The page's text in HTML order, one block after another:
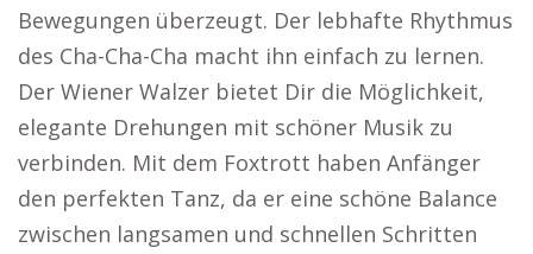
Bewegungen überzeugt. Der lebhafte Rhythmus
des Cha-Cha-Cha macht ihn einfach zu lernen.
Der Wiener Walzer bietet Dir die Möglichkeit,
elegante Drehungen mit schöner Musik zu
verbinden. Mit dem Foxtrott haben Anfänger
den perfekten Tanz, da er eine schöne Balance
zwischen langsamen und schnellen Schritten